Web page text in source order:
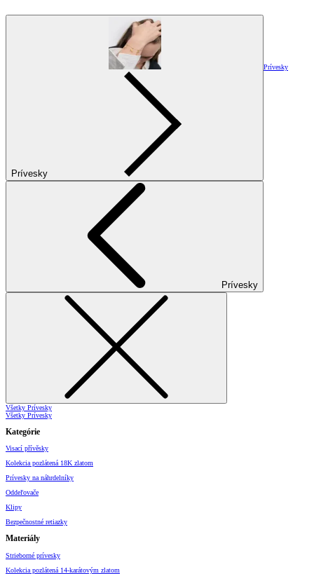
Prívesky
Prívesky
Prívesky
Všetky Prívesky
Všetky Prívesky
Kategórie
Visací přívěsky
Kolekcia pozlátená 18K zlatom
Prívesky na náhrdelníky
Oddeľovače
Klipy
Bezpečnostné retiazky
Materiály
Strieborné prívesky
Kolekcia pozlátená 14-karátovým zlatom